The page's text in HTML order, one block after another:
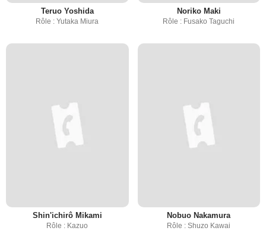
Teruo Yoshida
Rôle : Yutaka Miura
Noriko Maki
Rôle : Fusako Taguchi
Shin'ichirô Mikami
Rôle : Kazuo
Nobuo Nakamura
Rôle : Shuzo Kawai